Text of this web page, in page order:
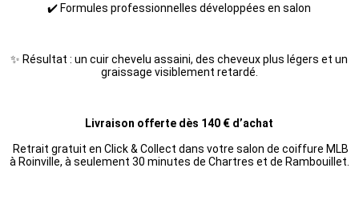
✔️ Formules professionnelles développées en salon
✨ Résultat : un cuir chevelu assaini, des cheveux plus légers et un
graissage visiblement retardé.
Livraison offerte dès 140 € d’achat
Retrait gratuit en Click & Collect dans votre salon de coiffure MLB
à Roinville, à seulement 30 minutes de Chartres et de Rambouillet.